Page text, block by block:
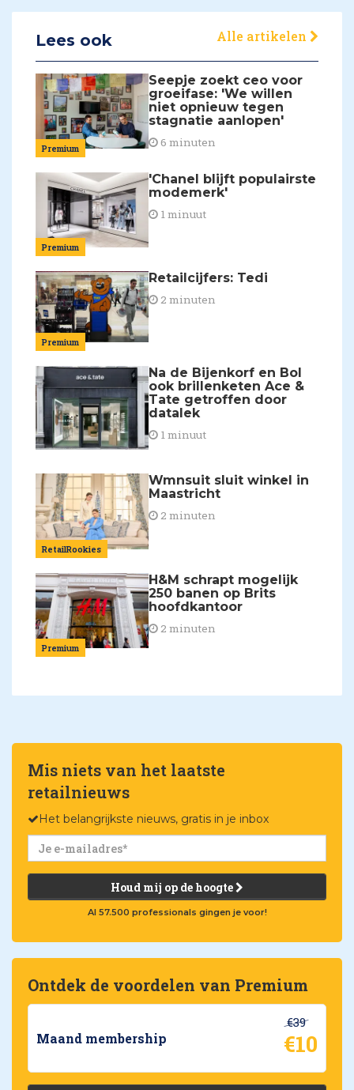
Lees ook Alle artikelen
Premium
Seepje zoekt ceo voor
groeifase: 'We willen
niet opnieuw tegen
stagnatie aanlopen'
6 minuten
Premium
'Chanel blijft populairste
modemerk'
1 minuut
Premium
Retailcijfers: Tedi
2 minuten
Na de Bijenkorf en Bol
ook brillenketen Ace &
Tate getroffen door
datalek
1 minuut
RetailRookies
Wmnsuit sluit winkel in
Maastricht
2 minuten
Premium
H&M schrapt mogelijk
250 banen op Brits
hoofdkantoor
2 minuten
Mis niets van het laatste
retailnieuws
Het belangrijkste nieuws, gratis in je inbox
Houd mij op de hoogte
Al 57.500 professionals gingen je voor!
Ontdek de voordelen van Premium
Maand membership
€39
€10